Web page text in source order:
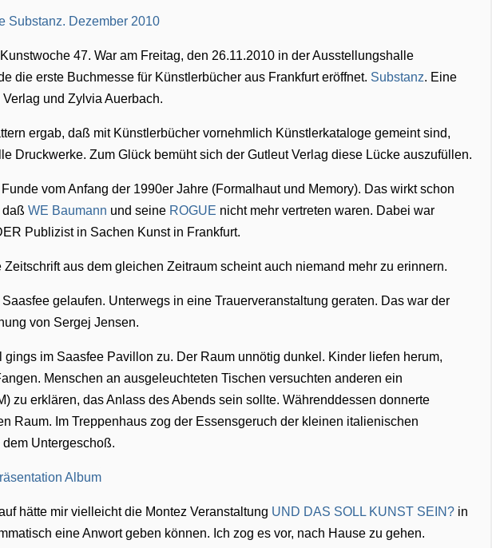
47. War am Freitag, den 26.11.2010 in der Ausstellungshalle
die erste Buchmesse für Künstlerbücher aus Frankfurt eröffnet. Substanz. Eine
und Zylvia Auerbach.
ergab, daß mit Künstlerbücher vornehmlich Künstlerkataloge gemeint sind,
Druckwerke. Zum Glück bemüht sich der Gutleut Verlag diese Lücke auszufüllen.
vom Anfang der 1990er Jahre (Formalhaut und Memory). Das wirkt schon
daßWE Baumann und seine ROGUE nicht mehr vertreten waren. Dabei war
Publizist in Sachen Kunst in Frankfurt.
Zeitschrift aus dem gleichen Zeitraum scheint auch niemand mehr zu erinnern.
gelaufen. Unterwegs in eine Trauerveranstaltung geraten. Das war der
von Sergej Jensen.
gings im Saasfee Pavillon zu. Der Raum unnötig dunkel. Kinder liefen herum,
Menschen an ausgeleuchteten Tischen versuchten anderen ein
zu erklären, das Anlass des Abends sein sollte. Währenddessen donnerte
Raum. Im Treppenhaus zog der Essensgeruch der kleinen italienischen
Untergeschoß.
hätte mir vielleicht die Montez Veranstaltung UND DAS SOLL KUNST SEIN? in
eine Anwort geben können. Ich zog es vor, nach Hause zu gehen.